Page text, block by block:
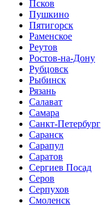
Псков
Пушкино
Пятигорск
Раменское
Реутов
Ростов-на-Дону
Рубцовск
Рыбинск
Рязань
Салават
Самара
Санкт-Петербург
Саранск
Сарапул
Саратов
Сергиев Посад
Серов
Серпухов
Смоленск